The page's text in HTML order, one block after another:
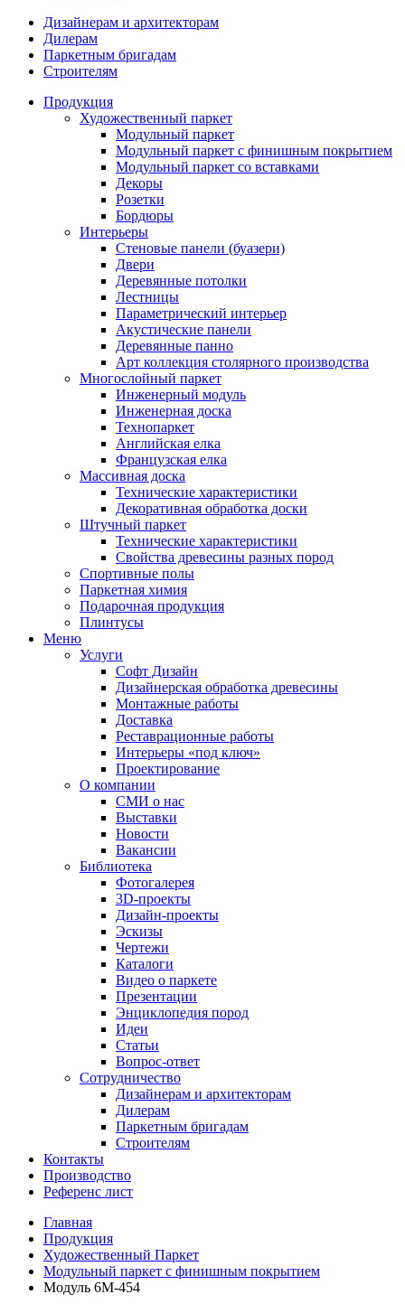
Дизайнерам и архитекторам
Дилерам
Паркетным бригадам
Строителям
Продукция
Художественный паркет
Модульный паркет
Модульный паркет с финишным покрытием
Модульный паркет со вставками
Декоры
Розетки
Бордюры
Интерьеры
Стеновые панели (буазери)
Двери
Деревянные потолки
Лестницы
Параметрический интерьер
Акустические панели
Деревянные панно
Арт коллекция столярного производства
Многослойный паркет
Инженерный модуль
Инженерная доска
Технопаркет
Английская елка
Французская елка
Массивная доска
Технические характеристики
Декоративная обработка доски
Штучный паркет
Технические характеристики
Свойства древесины разных пород
Спортивные полы
Паркетная химия
Подарочная продукция
Плинтусы
Меню
Услуги
Софт Дизайн
Дизайнерская обработка древесины
Монтажные работы
Доставка
Реставрационные работы
Интерьеры «под ключ»
Проектирование
О компании
СМИ о нас
Выставки
Новости
Вакансии
Библиотека
Фотогалерея
3D-проекты
Дизайн-проекты
Эскизы
Чертежи
Каталоги
Видео о паркете
Презентации
Энциклопедия пород
Идеи
Статьи
Вопрос-ответ
Сотрудничество
Дизайнерам и архитекторам
Дилерам
Паркетным бригадам
Строителям
Контакты
Производство
Референс лист
Главная
Продукция
Художественный Паркет
Модульный паркет с финишным покрытием
Модуль 6М-454